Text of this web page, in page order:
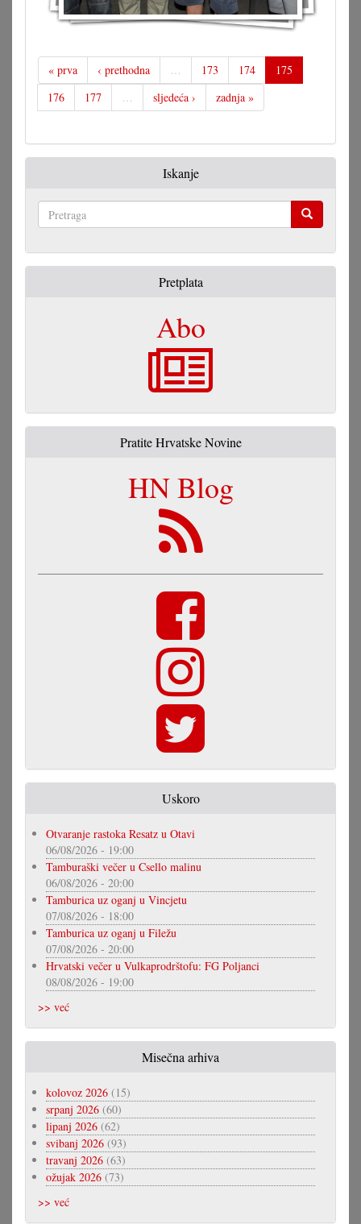
« prva ‹ prethodna … 173 174
175
176
177 … sljedeća › zadnja »
Iskanje
Pretplata
Abo
Pratite Hrvatske Novine
HN Blog
Uskoro
Otvaranje rastoka Resatz u Otavi
06/08/2026 - 19:00
Tamburaški večer u Csello malinu
06/08/2026 - 20:00
Tamburica uz oganj u Vincjetu
07/08/2026 - 18:00
Tamburica uz oganj u Filežu
07/08/2026 - 20:00
Hrvatski večer u Vulkaprodrštofu: FG Poljanci
08/08/2026 - 19:00
>> već
Misečna arhiva
kolovoz 2026 (15)
srpanj 2026 (60)
lipanj 2026 (62)
svibanj 2026 (93)
travanj 2026 (63)
ožujak 2026 (73)
>> već